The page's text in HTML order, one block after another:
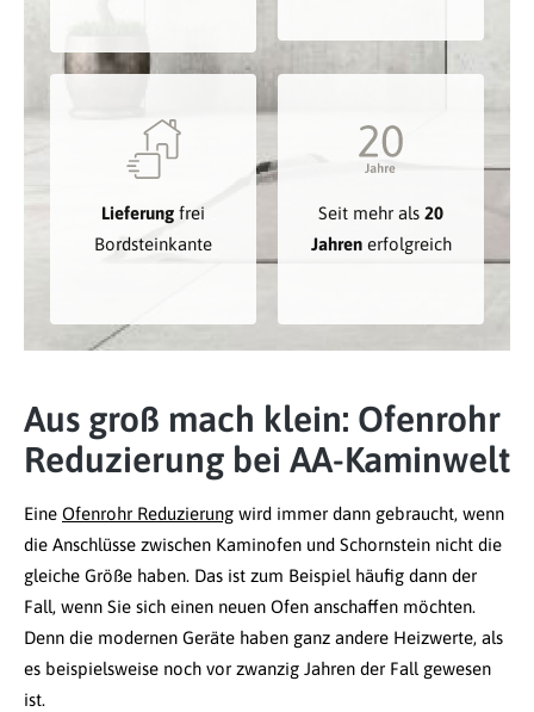
Lieferung frei
Bordsteinkante
Seit mehr als 20
Jahrenerfolgreich
Aus groß mach klein: Ofenrohr
Reduzierung bei AA-Kaminwelt
Eine Ofenrohr Reduzierung wird immer dann gebraucht, wenn
die Anschlüsse zwischen Kaminofen und Schornstein nicht die
gleiche Größe haben. Das ist zum Beispiel häufig dann der
Fall, wenn Sie sich einen neuen Ofen anschaffen möchten.
Denn die modernen Geräte haben ganz andere Heizwerte, als
es beispielsweise noch vor zwanzig Jahren der Fall gewesen
ist.